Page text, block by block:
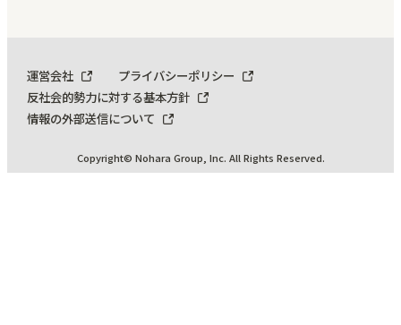
運営会社
プライバシーポリシー
反社会的勢力に対する基本方針
情報の外部送信について
Copyright© Nohara Group, Inc. All Rights Reserved.